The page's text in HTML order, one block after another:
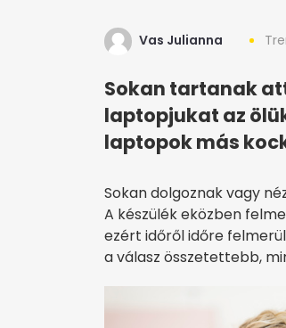
Vas Julianna
Sokan tartanak
laptopjukat az
laptopok más
Sokan dolgoznak vagy
A készülék eközben
ezért időről időre
a válasz összetettebb,